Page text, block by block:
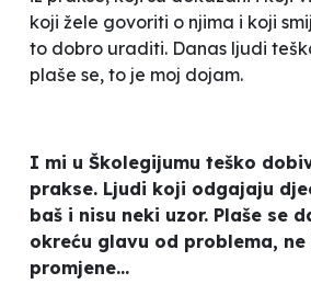
koji žele govoriti o njima i koji
to dobro uraditi. Danas ljudi
plaše se, to je moj dojam.
I mi u Školegijumu teško
prakse. Ljudi koji odgajaju
baš i nisu neki uzor. Plaše se
okreću glavu od problema,
promjene...